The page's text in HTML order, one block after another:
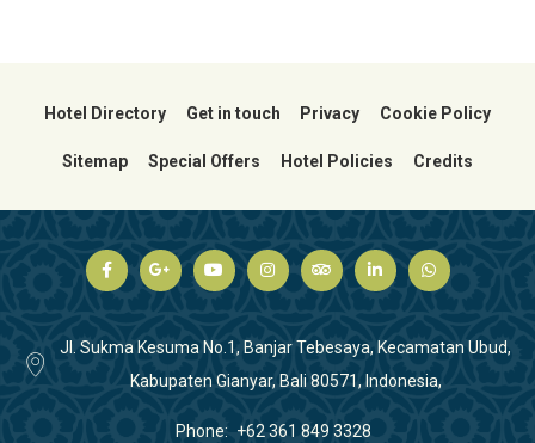
Hotel Directory Get in touch Privacy Cookie Policy
Sitemap Special Offers Hotel Policies Credits
Jl. Sukma Kesuma No.1, Banjar Tebesaya, Kecamatan Ubud,
Kabupaten Gianyar, Bali 80571, Indonesia,
Phone +62 361 849 3328